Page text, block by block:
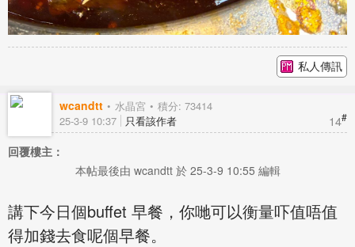
私人傳訊
wcandtt 水晶宮 積分: 73414
14#
25-3-9 10:37 只看該作者
回覆樓主：
本帖最後由 wcandtt 於 25-3-9 10:55 編輯
講下今日個buffet 早餐，你哋可以衡量吓值唔值
得加錢去食呢個早餐。